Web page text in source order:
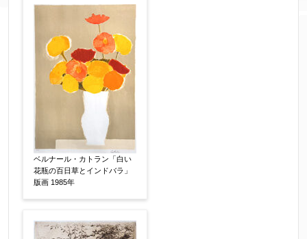
ベルナール・カトラン「白い
花瓶の百日草とインドバラ」
版画 1985年